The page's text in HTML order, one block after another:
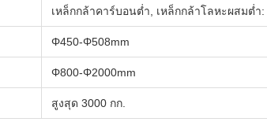
เหล็กกล้าคาร์บอนต่ำ, เหล็กกล้าโลหะผสมต่ำ:
Φ450-Φ508mm
Φ800-Φ2000mm
สูงสุด 3000 กก.